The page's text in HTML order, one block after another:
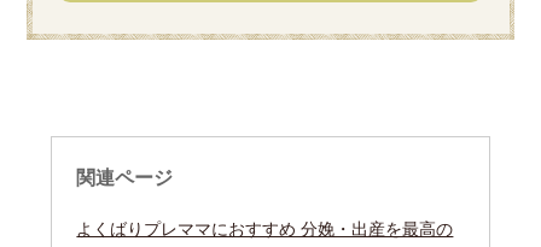
関連ページ
よくばりプレママにおすすめ 分娩・出産を最高の